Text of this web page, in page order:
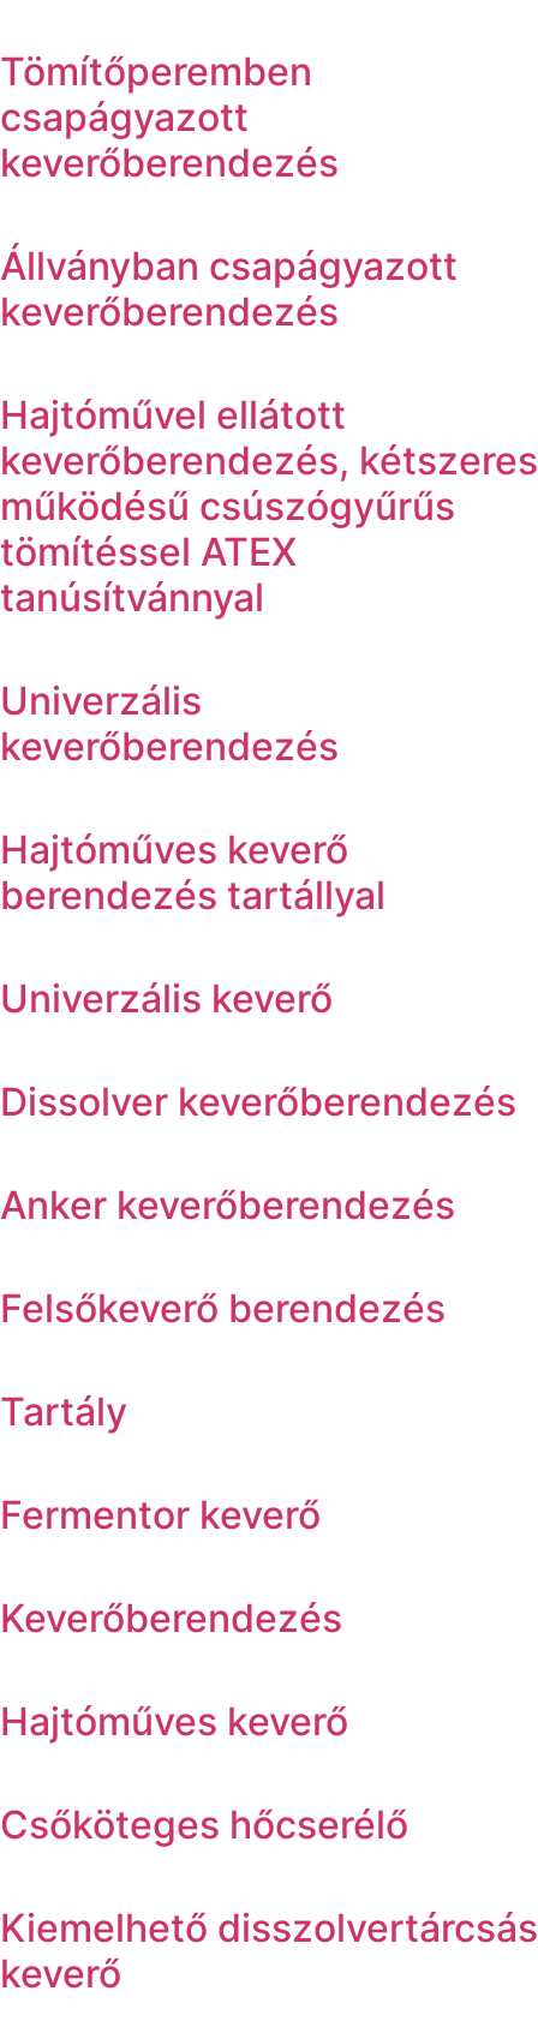
Tömítőperemben
csapágyazott
keverőberendezés
Állványban csapágyazott
keverőberendezés
Hajtóművel ellátott
keverőberendezés, kétszeres
működésű csúszógyűrűs
tömítéssel ATEX
tanúsítvánnyal
Univerzális
keverőberendezés
Hajtóműves keverő
berendezés tartállyal
Univerzális keverő
Dissolver keverőberendezés
Anker keverőberendezés
Felsőkeverő berendezés
Tartály
Fermentor keverő
Keverőberendezés
Hajtóműves keverő
Csőköteges hőcserélő
Kiemelhető disszolvertárcsás
keverő